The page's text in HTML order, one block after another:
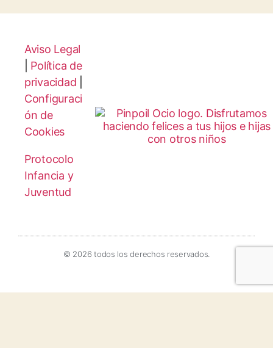
Aviso Legal
Política de
privacidad
Configuraci
ón de
Cookies
Protocolo
Infancia y
Juventud
© 2026 todos los derechos reservados.